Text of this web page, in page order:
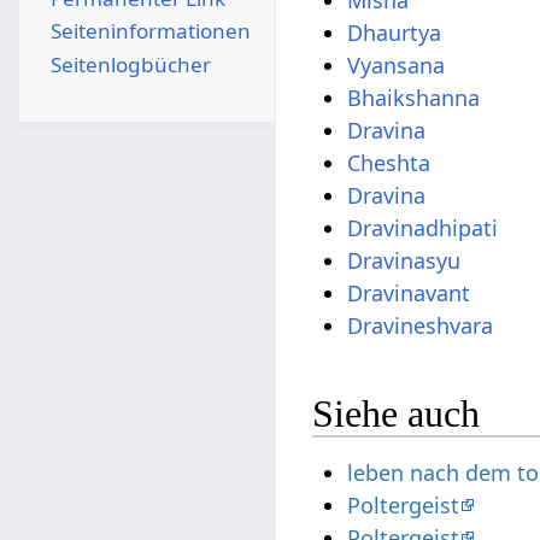
Dhaurtya
Vyansana
Bhaikshanna
Dravina
Cheshta
Dravina
Dravinadhipati
Dravinasyu
Dravinavant
Dravineshvara
Siehe auch
leben nach dem
Poltergeist
Seiten­­informationen
Seitenlogbücher